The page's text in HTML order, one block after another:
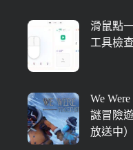
滑鼠點
工具檢
We
謎冒險
放送中）